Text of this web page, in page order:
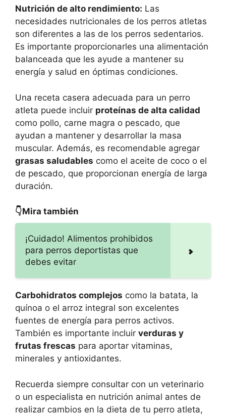
Nutrición de alto rendimiento: Las
necesidades nutricionales de los perros atletas
son diferentes a las de los perros sedentarios.
Es importante proporcionarles una alimentación
balanceada que les ayude a mantener su
energía y salud en óptimas condiciones.
Una receta casera adecuada para un perro
atleta puede incluir proteínas de alta calidad
como pollo, carne magra o pescado, que
ayudan a mantener y desarrollar la masa
muscular. Además, es recomendable agregar
grasas saludables como el aceite de coco o el
de pescado, que proporcionan energía de larga
duración.
👇Mira también
¡Cuidado! Alimentos prohibidos
para perros deportistas que
debes evitar
Carbohidratos complejos como la batata, la
quínoa o el arroz integral son excelentes
fuentes de energía para perros activos.
También es importante incluir verduras y
frutas frescas para aportar vitaminas,
minerales y antioxidantes.
Recuerda siempre consultar con un veterinario
o un especialista en nutrición animal antes de
realizar cambios en la dieta de tu perro atleta,